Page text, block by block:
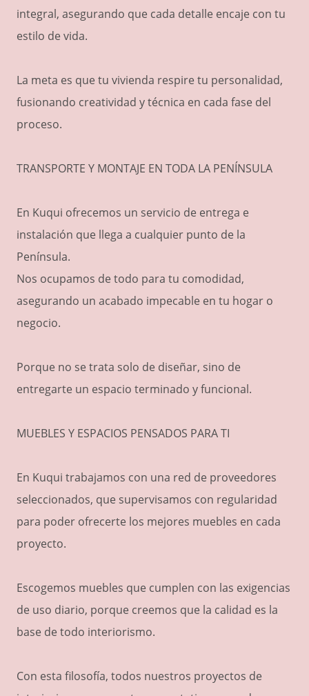
integral, asegurando que cada detalle encaje con tu
estilo de vida.
La meta es que tu vivienda respire tu personalidad,
fusionando creatividad y técnica en cada fase del
proceso.
TRANSPORTE Y MONTAJE EN TODA LA PENÍNSULA
En Kuqui ofrecemos un servicio de entrega e
instalación que llega a cualquier punto de la
Península.
Nos ocupamos de todo para tu comodidad,
asegurando un acabado impecable en tu hogar o
negocio.
Porque no se trata solo de diseñar, sino de
entregarte un espacio terminado y funcional.
MUEBLES Y ESPACIOS PENSADOS PARA TI
En Kuqui trabajamos con una red de proveedores
seleccionados, que supervisamos con regularidad
para poder ofrecerte los mejores muebles en cada
proyecto.
Escogemos muebles que cumplen con las exigencias
de uso diario, porque creemos que la calidad es la
base de todo interiorismo.
Con esta filosofía, todos nuestros proyectos de